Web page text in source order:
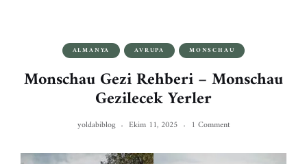
ALMANYA AVRUPA MONSCHAU
Monschau Gezi Rehberi – Monschau
Gezilecek Yerler
yoldabiblog Ekim 11, 2025 1 Comment